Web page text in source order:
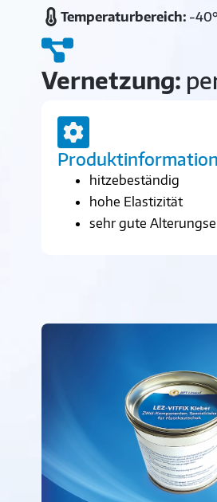
Temperaturbereich: -
Vernetzung:
hitzebeständig
hohe Elastizität
sehr gute